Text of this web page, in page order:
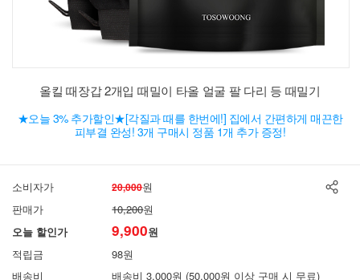
올킬 때장갑 2개입 때밀이 타올 얼굴 팔 다리 등 때밀기
★오늘 3% 추가할인★[각질과 때를 한번에!] 집에서 간편하게 매끈한
피부결 완성! 3개 구매시 정품 1개 추가 증정!
소비자가 20,000원
판매가
10,200원
오늘 할인가
9,900원
적립금
98원
배송비
배송비 3,000원 (50,000원 이상 구매 시 무료)